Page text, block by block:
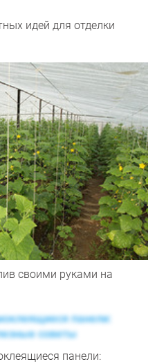
идей для отделки
своими руками на
панели: